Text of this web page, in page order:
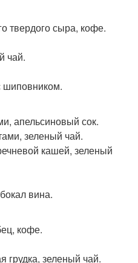
твердого сыра, кофе.
чай.
шиповником.
апельсиновый сок.
зеленый чай.
кашей, зеленый
вина.
кофе.
грудка, зеленый чай.